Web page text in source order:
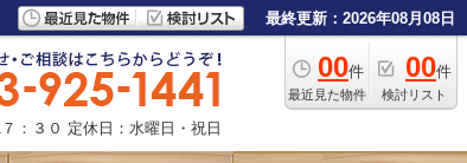
最終更新：2026年08月08日
00件
最近見た物件
00件
検討リスト
：３０ 定休日：水曜日・祝日